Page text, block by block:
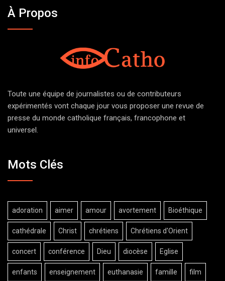
À Propos
Toute une équipe de journalistes ou de contributeurs
expérimentés vont chaque jour vous proposer une revue de
presse du monde catholique français, francophone et
universel.
Mots Clés
adoration aimer amour avortement Bioéthique
cathédrale Christ chrétiens Chrétiens d'Orient
concert conférence Dieu diocèse Eglise
enfants enseignement euthanasie famille film